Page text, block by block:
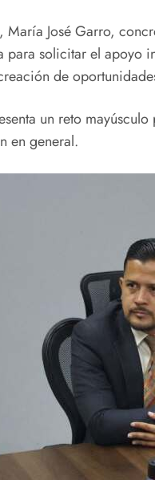
José Garro,
solicitar el
de
un reto
en general.